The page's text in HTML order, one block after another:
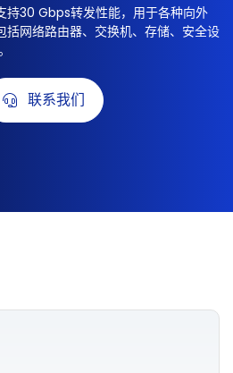
持30 Gbps转发性能，用于各种向外
括网络路由器、交换机、存储、安全设
联系我们